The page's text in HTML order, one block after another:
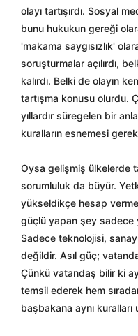
olayı tartışırdı. Sosyal
bunu hukukun gereği
'makama saygısızlık'
soruşturmalar açılırdı,
kalırdı. Belki de olayın
tartışma konusu olurdu.
yıllardır süregelen bir
kuralların esnemesi
Oysa gelişmiş ülkelerde
sorumluluk da büyür.
yükseldikçe hesap
güçlü yapan şey sadece
Sadece teknolojisi,
değildir. Asıl güç;
Çünkü vatandaş bilir ki
temsil ederek hem
başbakana aynı kuralları